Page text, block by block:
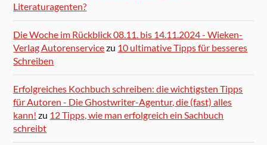
Literaturagenten?
Die Woche im Rückblick 08.11. bis 14.11.2024 - Wieken-
Verlag Autorenservicezu 10 ultimative Tipps für besseres
Schreiben
Erfolgreiches Kochbuch schreiben: die wichtigsten Tipps
für Autoren - Die Ghostwriter-Agentur, die (fast) alles
kann! zu 12 Tipps, wie man erfolgreich ein Sachbuch
schreibt